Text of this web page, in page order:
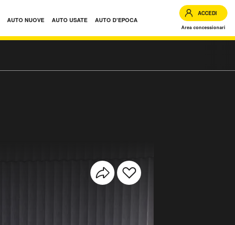
AUTO NUOVE AUTO USATE AUTO D'EPOCA
ACCEDI
Area concessionari